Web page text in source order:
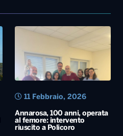
Annarosa, 100 anni, operata
al femore: intervento
riuscito a Policoro
11 Febbraio, 2026